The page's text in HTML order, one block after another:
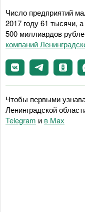
Число предприятий
2017 году 61 тысячи,
500 миллиардов
компаний
Чтобы первыми
Ленинградской
Telegram и в Maх